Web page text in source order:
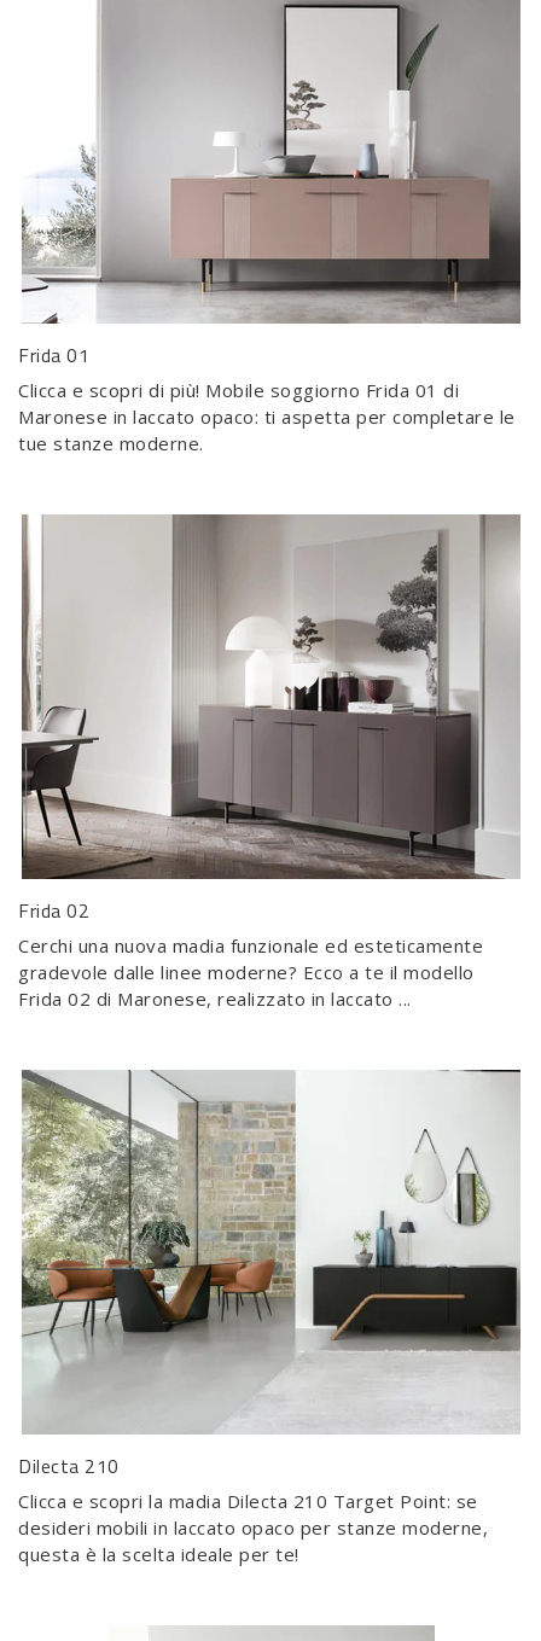
Frida 01
Clicca e scopri di più! Mobile soggiorno Frida 01 di
Maronese in laccato opaco: ti aspetta per completare le
tue stanze moderne.
Frida 02
Cerchi una nuova madia funzionale ed esteticamente
gradevole dalle linee moderne? Ecco a te il modello
Frida 02 di Maronese, realizzato in laccato ...
Dilecta 210
Clicca e scopri la madia Dilecta 210 Target Point: se
desideri mobili in laccato opaco per stanze moderne,
questa è la scelta ideale per te!